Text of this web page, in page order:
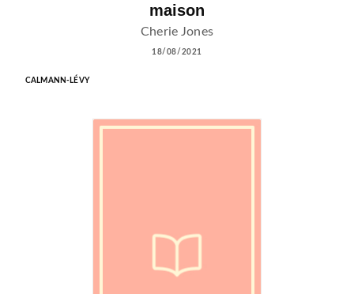
maison
Cherie Jones
18/08/2021
CALMANN-LÉVY